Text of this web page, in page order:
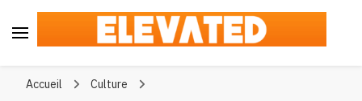
Accueil
Culture